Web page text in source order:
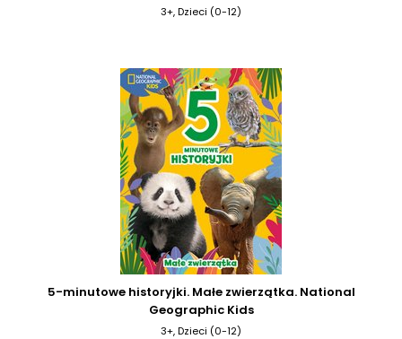
3+, Dzieci (0-12)
5-minutowe historyjki. Małe zwierzątka. National
Geographic Kids
3+, Dzieci (0-12)